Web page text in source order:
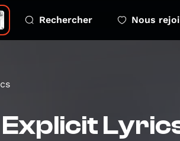
Rechercher Nous
Explicit